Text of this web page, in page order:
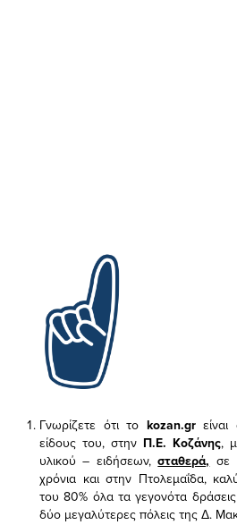
Γνωρίζετε ότι το kozan.gr
είδους του, στην Π.Ε. Κοζάνης,
υλικού – ειδήσεων,σταθερά, σε
χρόνια και στην Πτολεμαΐδα,
του 80% όλα τα γεγονότα
δύο μεγαλύτερες πόλεις της Δ.